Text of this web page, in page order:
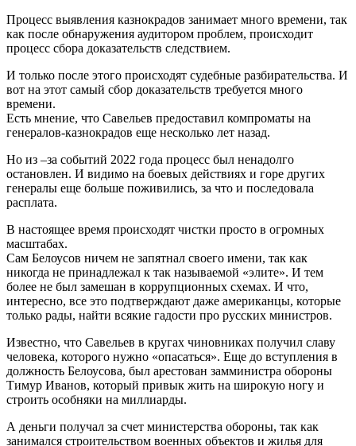
Процесс выявления казнокрадов занимает много времени, так
как после обнаружения аудитором проблем, происходит
процесс сбора доказательств следствием.
И только после этого происходят судебные разбирательства. И
вот на этот самый сбор доказательств требуется много
времени.
Есть мнение, что Савельев предоставил компроматы на
генералов-казнокрадов еще несколько лет назад.
Но из –за событий 2022 года процесс был ненадолго
остановлен. И видимо на боевых действиях и горе других
генералы еще больше поживились, за что и последовала
расплата.
В настоящее время происходят чистки просто в огромных
масштабах.
Сам Белоусов ничем не запятнал своего имени, так как
никогда не принадлежал к так называемой «элите». И тем
более не был замешан в коррупционных схемах. И что,
интересно, все это подтверждают даже американцы, которые
только рады, найти всякие гадости про русских министров.
Известно, что Савельев в кругах чиновниках получил славу
человека, которого нужно «опасаться». Еще до вступления в
должность Белоусова, был арестован замминистра обороны
Тимур Иванов, который привык жить на широкую ногу и
строить особняки на миллиарды.
А деньги получал за счет министерства обороны, так как
занимался строительством военных объектов и жилья для